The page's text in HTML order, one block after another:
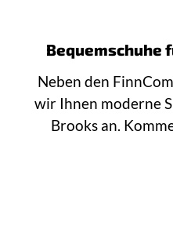
Bequemschuhe
Neben den
wir Ihnen moderne
Brooks an.